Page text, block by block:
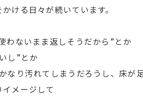
ける日々が続いています。
わないまま返しそうだから”とか
し”とか
なり汚れてしまうだろうし、床が
メージして